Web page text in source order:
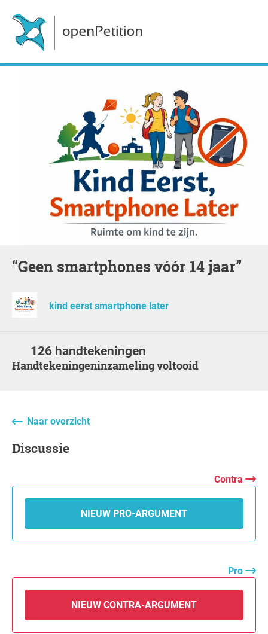
“Geen smartphones vóór 14 jaar”
kind eerst smartphone later
126 handtekeningen
Handtekeningeninzameling voltooid
Naar overzicht
Discussie
Contra
NIEUW PRO-ARGUMENT
Pro
NIEUW CONTRA-ARGUMENT